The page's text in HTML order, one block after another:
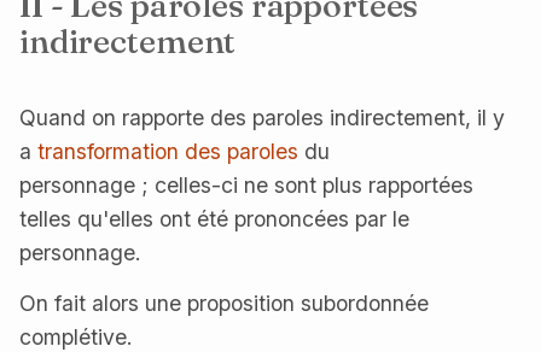
indirectement
Quand on rapporte des paroles indirectement, il y
a transformation des paroles du
personnage ; celles-ci ne sont plus rapportées
telles qu'elles ont été prononcées par le
personnage.
On fait alors une proposition subordonnée
complétive.